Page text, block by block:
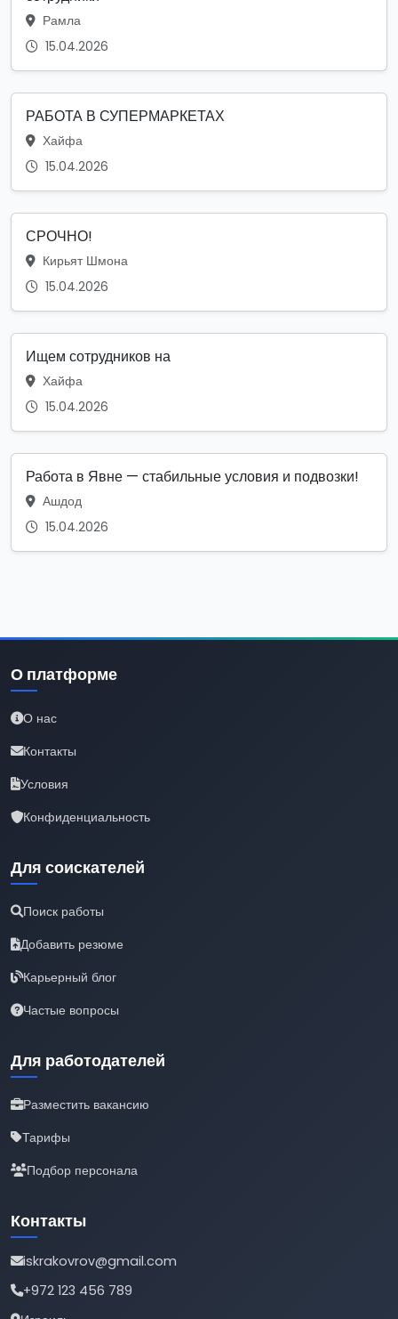
Рамла
15.04.2026
РАБОТА В СУПЕРМАРКЕТАХ
Хайфа
15.04.2026
СРОЧНО!
Кирьят Шмона
15.04.2026
Ищем сотрудников на
Хайфа
15.04.2026
Работа в Явне — стабильные условия и подвозки!
Ашдод
15.04.2026
О платформе
О нас
Контакты
Условия
Конфиденциальность
Для соискателей
Поиск работы
Добавить резюме
Карьерный блог
Частые вопросы
Для работодателей
Разместить вакансию
Тарифы
Подбор персонала
Контакты
iskrakovrov@gmail.com
+972 123 456 789